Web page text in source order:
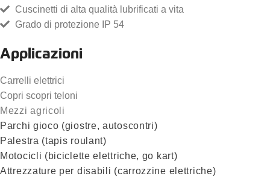
Cuscinetti di alta qualità lubrificati a vita
Grado di protezione IP 54
Applicazioni
Carrelli elettrici
Copri scopri teloni
Mezzi agricoli
Parchi gioco (giostre, autoscontri)
Palestra (tapis roulant)
Motocicli (biciclette elettriche, go kart)
Attrezzature per disabili (carrozzine elettriche)